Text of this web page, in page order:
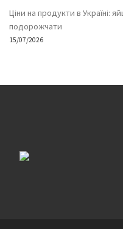
Ціни на продукти в Україні:
подорожчати
15/07/2026